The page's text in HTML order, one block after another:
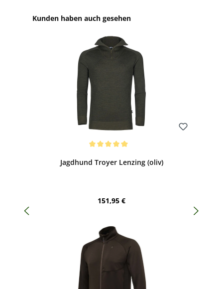
Produktgalerie überspringen
Kunden haben auch gesehen
Jagdhund Troyer Lenzing (oliv)
Regulärer Preis:
151,95 €